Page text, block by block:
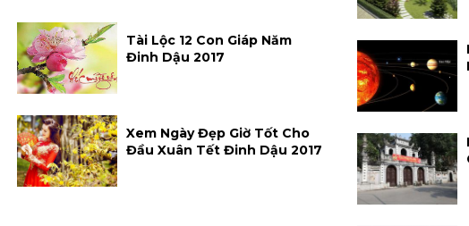
Tài Lộc 12 Con Giáp Năm
Đinh Dậu 2017
Xem Ngày Đẹp Giờ Tốt Cho
Đầu Xuân Tết Đinh Dậu 2017